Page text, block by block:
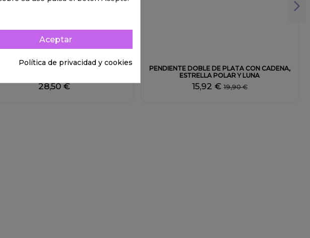
PENDIENTES PLATA MINIMÓ
28,50 €
PENDIENTE DOBLE DE PLATA CON CADENA,
ESTRELLA POLAR Y LUNA
15,92 €19,90 €
Aceptar
Política de privacidad y cookies